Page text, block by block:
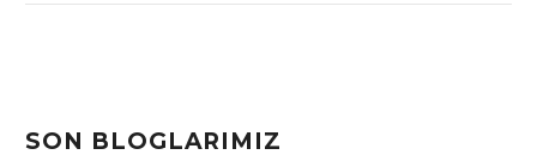
Diken Balı Faydaları
SON BLOGLARIMIZ